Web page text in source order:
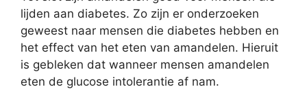
lijden aan diabetes. Zo zijn er onderzoeken
geweest naar mensen die diabetes hebben en
het effect van het eten van amandelen. Hieruit
is gebleken dat wanneer mensen amandelen
eten de glucose intolerantie af nam.